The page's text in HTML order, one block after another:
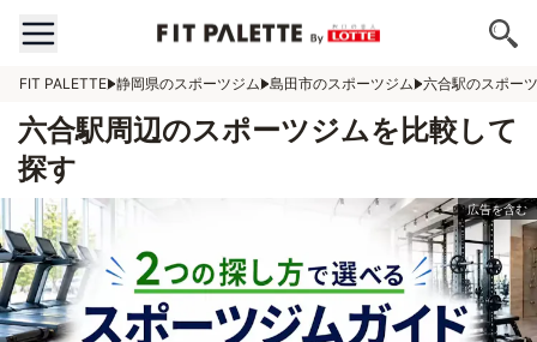
FIT PALETTE 静岡県のスポーツジム 島田市のスポーツジム 六合駅のスポー
六合駅周辺のスポーツジムを比較して
探す